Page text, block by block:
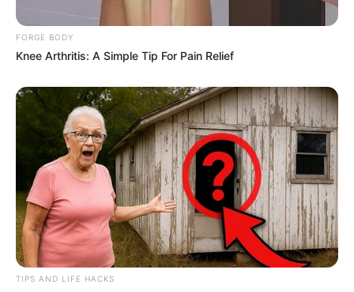
FORGE BODY
Knee Arthritis: A Simple Tip For Pain Relief
TIPS AND LIFE HACKS